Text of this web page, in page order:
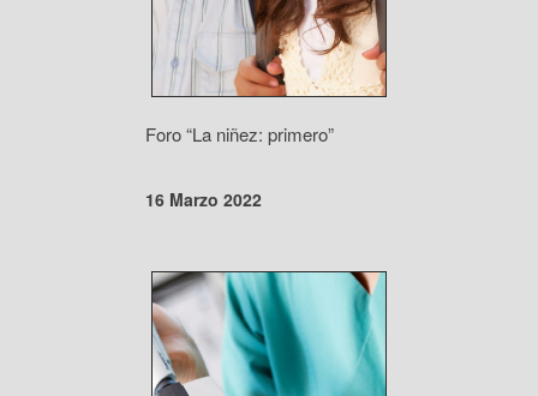
Foro “La niñez: primero”
16 Marzo 2022